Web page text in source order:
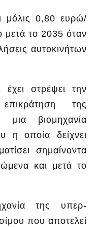
μόλις 0,80 ευρώ/
μετά το 2035 όταν
αυτοκινήτων
στρέψει την
της
μια βιομηχανία
η οποία δείχνει
σημαίνοντα
και μετά το
της υπερ-
που αποτελεί